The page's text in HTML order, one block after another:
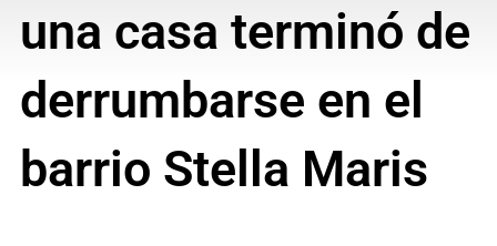
una casa terminó de
derrumbarse en el
barrio Stella Maris